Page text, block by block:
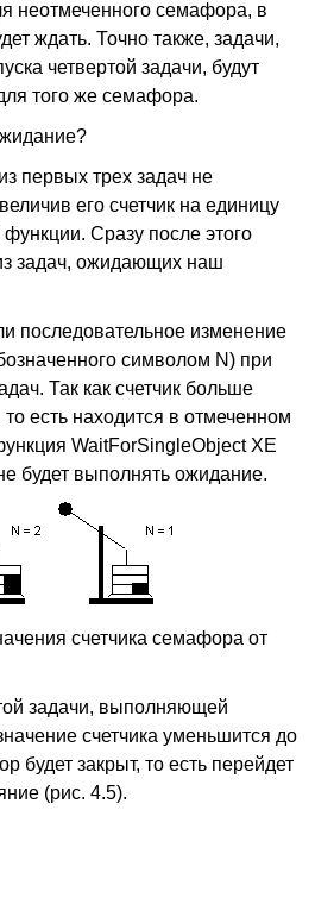
неотмеченного семафора, в
ждать. Точно также, задачи,
четвертой задачи, будут
того же семафора.
первых трех задач не
его счетчик на единицу
Сразу после этого
задач, ожидающих наш
последовательное изменение
символом N) при
Так как счетчик больше
есть находится в отмеченном
WaitForSingleObject XE
будет выполнять ожидание.
счетчика семафора от
задачи, выполняющей
счетчика уменьшится до
будет закрыт, то есть перейдет
(рис. 4.5).